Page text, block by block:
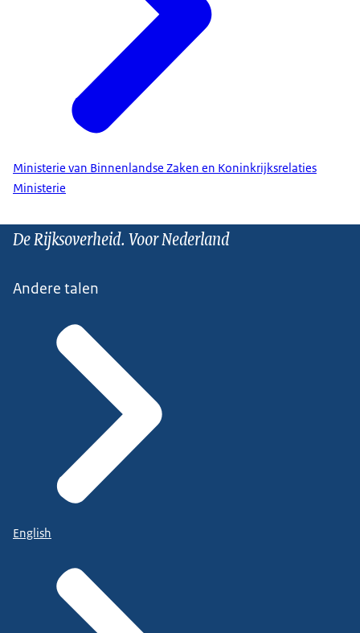
Ministerie van Binnenlandse Zaken en Koninkrijksrelaties
Ministerie
De Rijksoverheid. Voor Nederland
Andere talen
English